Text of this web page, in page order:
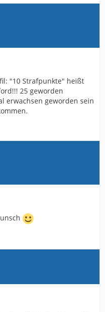
"10 Strafpunkte" heißt
25 geworden
erwachsen geworden sein